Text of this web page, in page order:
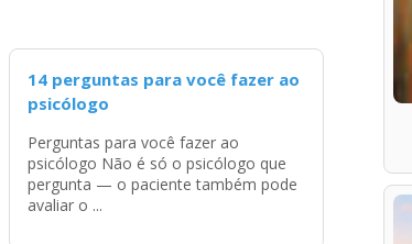
14 perguntas para você fazer ao
psicólogo
Perguntas para você fazer ao
psicólogo Não é só o psicólogo que
pergunta — o paciente também pode
avaliar o ...